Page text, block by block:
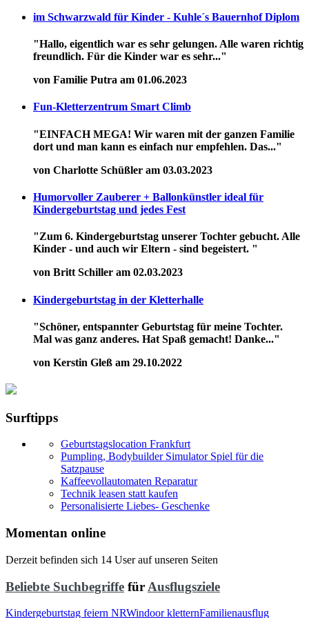
im Schwarzwald für Kinder - Kuhle´s Bauernhof Diplom
"Hallo, eigentlich war es sehr gelungen. Alle waren richtig
freundlich. Für die Kinder war es sehr..."
von Familie Putra am 01.06.2023
Fun-Kletterzentrum Smart Climb
"EINFACH MEGA! Wir waren mit der ganzen Familie
dort und man kann es einfach nur empfehlen. Das..."
von Charlotte Schüßler am 03.03.2023
Humorvoller Zauberer + Ballonkünstler ideal für
Kindergeburtstag und jedes Fest
"Zum 6. Kindergeburtstag unserer Tochter gebucht. Alle
Kinder - und auch wir Eltern - sind begeistert. "
von Britt Schiller am 02.03.2023
Kindergeburtstag in der Kletterhalle
"Schöner, entspannter Geburtstag für meine Tochter.
Mal was ganz anderes. Hat Spaß gemacht! Danke..."
von Kerstin Gleß am 29.10.2022
Surftipps
Geburtstagslocation Frankfurt
Pumpling, Bodybuilder Simulator Spiel für die
Satzpause
Kaffeevollautomaten Reparatur
Technik leasen statt kaufen
Personalisierte Liebes- Geschenke
Momentan online
Derzeit befinden sich 14 User auf unseren Seiten
Beliebte Suchbegriffe für Ausflugsziele
Kindergeburtstag feiern NRWindoor kletternFamilienausflug